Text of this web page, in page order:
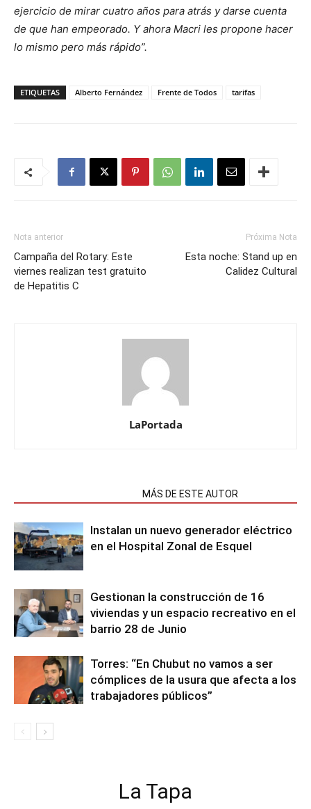
ejercicio de mirar cuatro años para atrás y darse cuenta
de que han empeorado. Y ahora Macri les propone hacer
lo mismo pero más rápido”.
ETIQUETAS Alberto Fernández Frente de Todos tarifas
Nota anterior
Campaña del Rotary: Este
viernes realizan test gratuito
de Hepatitis C
Próxima Nota
Esta noche: Stand up en
Calidez Cultural
LaPortada
MÁS DE ESTE AUTOR
Instalan un nuevo generador eléctrico
en el Hospital Zonal de Esquel
Gestionan la construcción de 16
viviendas y un espacio recreativo en el
barrio 28 de Junio
Torres: “En Chubut no vamos a ser
cómplices de la usura que afecta a los
trabajadores públicos”
La Tapa